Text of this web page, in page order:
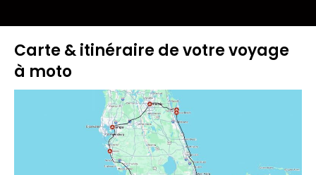
Carte & itinéraire de votre voyage
à moto